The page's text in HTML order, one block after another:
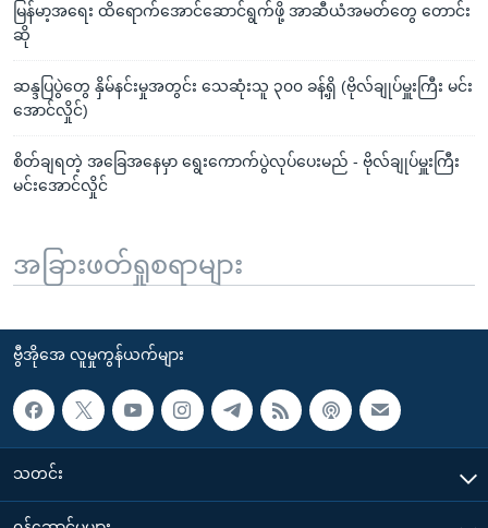
မြန်မာ့အရေး ထိရောက်အောင်ဆောင်ရွက်ဖို့ အာဆီယံအမတ်တွေ တောင်း
ဆို
ဆန္ဒပြပွဲတွေ နှိမ်နင်းမှုအတွင်း သေဆုံးသူ ၃၀၀ ခန့်ရှိ (ဗိုလ်ချုပ်မှူးကြီး မင်း
အောင်လှိုင်)
စိတ်ချရတဲ့ အခြေအနေမှာ ရွေးကောက်ပွဲလုပ်ပေးမည် - ဗိုလ်ချုပ်မှူးကြီး
မင်းအောင်လှိုင်
အခြားဖတ်ရှုစရာများ
ဗွီအိုအေ လူမှုကွန်ယက်များ
သတင်း